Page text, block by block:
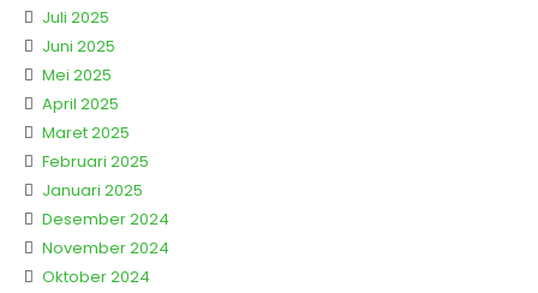
Juli 2025
Juni 2025
Mei 2025
April 2025
Maret 2025
Februari 2025
Januari 2025
Desember 2024
November 2024
Oktober 2024